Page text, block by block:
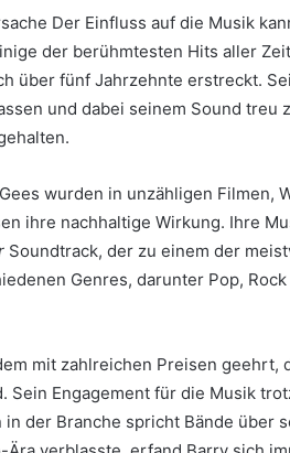
Der Einfluss auf die Musik
der berühmtesten Hits aller
über fünf Jahrzehnte erstreckt.
und dabei seinem Sound treu
wurden in unzähligen Filmen,
ihre nachhaltige Wirkung. Ihre
Soundtrack, der zu einem der
Genres, darunter Pop,
mit zahlreichen Preisen geehrt,
Sein Engagement für die Musik
der Branche spricht Bände über